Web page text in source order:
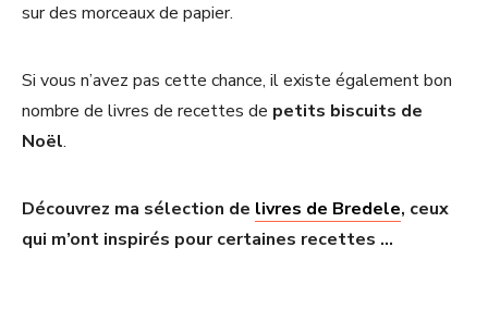
sur des morceaux de papier.
Si vous n’avez pas cette chance, il existe également bon
nombre de livres de recettes de petits biscuits de
Noël.
Découvrez ma sélection de livres de Bredele, ceux
qui m’ont inspirés pour certaines recettes …